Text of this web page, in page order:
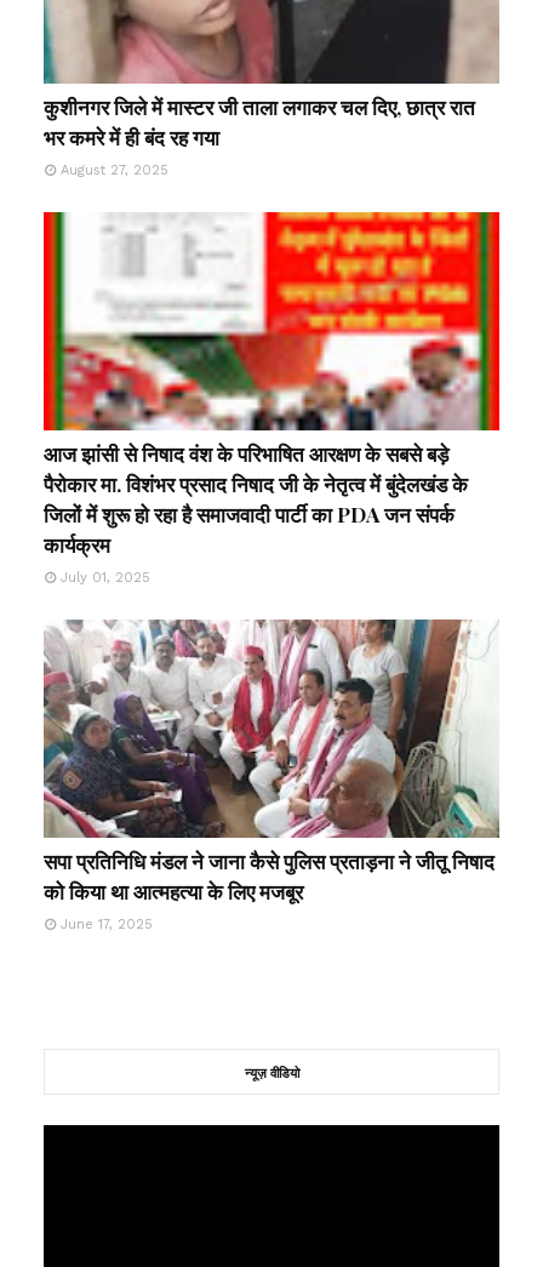
कुशीनगर जिले में मास्टर जी ताला लगाकर चल दिए, छात्र रात
भर कमरे में ही बंद रह गया
August 27, 2025
आज झांसी से निषाद वंश के परिभाषित आरक्षण के सबसे बड़े
पैरोकार मा. विशंभर प्रसाद निषाद जी के नेतृत्व में बुंदेलखंड के
जिलों में शुरू हो रहा है समाजवादी पार्टी का PDA जन संपर्क
कार्यक्रम
July 01, 2025
सपा प्रतिनिधि मंडल ने जाना कैसे पुलिस प्रताड़ना ने जीतू निषाद
को किया था आत्महत्या के लिए मजबूर
June 17, 2025
न्यूज़ वीडियो